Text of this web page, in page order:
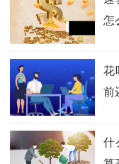
怎
花
前
什